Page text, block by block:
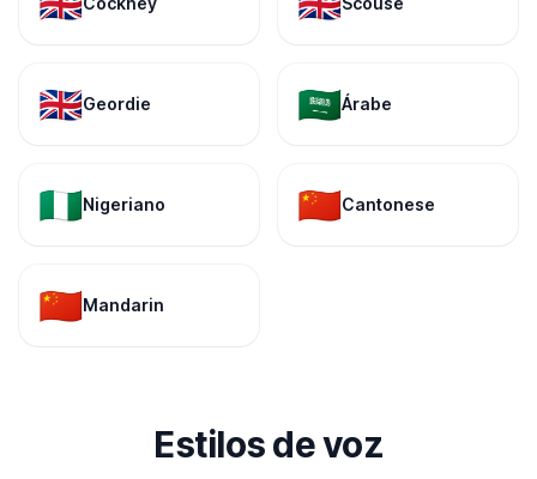
🇬🇧Geordie 🇸🇦Árabe
🇳🇬Nigeriano 🇨🇳Cantonese
🇨🇳Mandarin
Estilos de voz